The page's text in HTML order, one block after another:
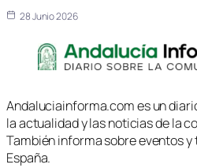
28 Junio 2026
Andaluciainforma.com es un
la actualidad y las noticias de la
También informa sobre eventos
España.